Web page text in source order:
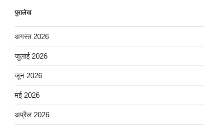
पुरालेख
अगस्त 2026
जुलाई 2026
जून 2026
मई 2026
अप्रैल 2026